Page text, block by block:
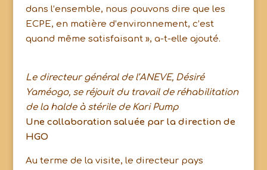
dans l’ensemble, nous pouvons dire que les
ECPE, en matière d’environnement, c’est
quand même satisfaisant », a-t-elle ajouté.
Le directeur général de l’ANEVE, Désiré
Yaméogo, se réjouit du travail de réhabilitation
de la halde à stérile de Kari Pump
Une collaboration saluée par la direction de
HGO
Au terme de la visite, le directeur pays